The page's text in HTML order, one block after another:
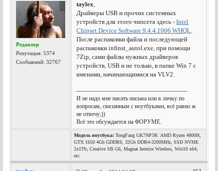
Редактор
Репутация:5374
Сообщений: 32767
taylex,
Драйверы USB и прочих системных
устройств для этого чипсета здесь -Intel
Chipset Device Software 9.4.4.1006 WHQL.
После распаковки файла и последующей
распаковки infinst_autol.exe, при помощи
7Zip, сами файлы нужных драйверов
устройств, USB и не только, в папке Win 7 с
именами, начинающимися на VLV2.
---------------------------------------------------------
И не надо мне писать письма или в личку по
вопросам, связанным с ноутбуками, всё равно ж
не отвечу;))
Всё это обсуждается на ФОРУМЕ.
Модель ноутбука: TongFang GK7NP5R: AMD Ryzen 4800H,
GTX 1650 4Gb GDDR6, 32Gb DDR4-3200MHz, SSD NVME
2x1Tb; Creative SB G6, Magnat Interior Wireless, Win10 x64,
etc.